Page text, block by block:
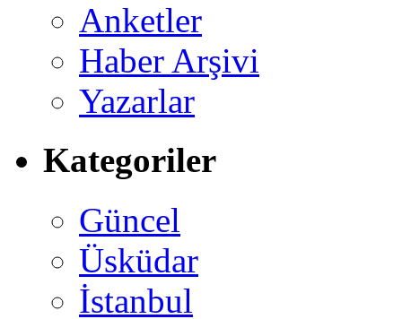
Anketler
Haber Arşivi
Yazarlar
Kategoriler
Güncel
Üsküdar
İstanbul